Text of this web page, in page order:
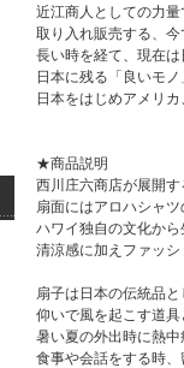
近江商人としての力
取り入れ販売する、今
長い時を経て、現在
日本に残る「良いモ
日本をはじめアメリ
★商品説明
西川庄六商店が展開す
扇面にはアロハシャ
ハワイ独自の文化か
清涼感に加えファッシ
扇子は日本の伝統品
仰いで風を起こす道
暑い夏の外出時に熱
食事や会話をする時、